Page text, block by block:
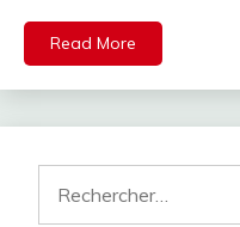
Read More